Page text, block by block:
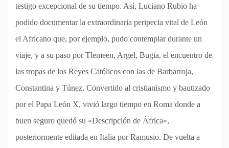
testigo excepcional de su tiempo. Así, Luciano Rubio ha
podido documentar la extraordinaria peripecia vital de León
el Africano que, por ejemplo, pudo contemplar durante un
viaje, y a su paso por Tlemeen, Argel, Bugia, el encuentro de
las tropas de los Reyes Católicos con las de Barbarroja,
Constantina y Túnez. Convertido al cristianismo y bautizado
por el Papa León X, vivió largo tiempo en Roma donde a
buen seguro quedó su «Descripción de África»,
posteriormente editada en Italia por Ramusio. De vuelta a